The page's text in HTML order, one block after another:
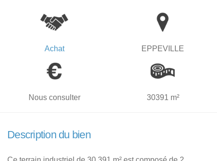
Achat EPPEVILLE
Nous consulter 30391 m²
Description du bien